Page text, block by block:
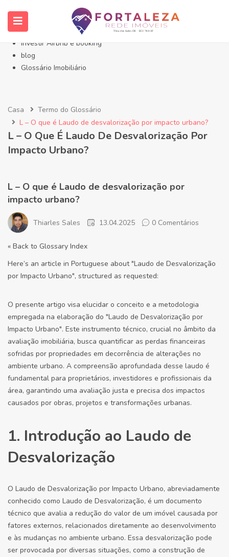
Início- Imóveis Fortaleza Eusébio
Imóveis em Fortaleza
Imóveis no Eusébio
Investir Airbnb e booking
blog
Glossário Imobiliário
Casa
Termo do Glossário
L – O que é Laudo de desvalorização por impacto urbano?
L – O Que É Laudo De Desvalorização Por
Impacto Urbano?
L – O que é Laudo de desvalorização por
impacto urbano?
Thiarles Sales 13.04.2025 0 Comentários
« Back to Glossary Index
Here’s an article in Portuguese about "Laudo de Desvalorização
por Impacto Urbano", structured as requested:
O presente artigo visa elucidar o conceito e a metodologia
empregada na elaboração do "Laudo de Desvalorização por
Impacto Urbano". Este instrumento técnico, crucial no âmbito da
avaliação imobiliária, busca quantificar as perdas financeiras
sofridas por propriedades em decorrência de alterações no
ambiente urbano. A compreensão aprofundada desse laudo é
fundamental para proprietários, investidores e profissionais da
área, garantindo uma avaliação justa e precisa dos impactos
causados por obras, projetos e transformações urbanas.
1. Introdução ao Laudo de
Desvalorização
O Laudo de Desvalorização por Impacto Urbano, abreviadamente
conhecido como Laudo de Desvalorização, é um documento
técnico que avalia a redução do valor de um imóvel causada por
fatores externos, relacionados diretamente ao desenvolvimento
e às mudanças no ambiente urbano. Essa desvalorização pode
ser provocada por diversas situações, como a construção de